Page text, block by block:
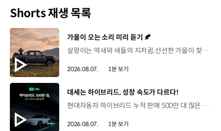
Shorts 재생 목록
[동영상]
가을이 오는 소리 미리 듣기 🍂
살랑이는 억새와 새들의 지저귐,선선한 가을이 찾아오는 소리. 더 기아 타스만과 함께 계절을 만나보세요. 🎧 *본 영상은 AI를 활용해 제작했습니다. #기아 #더기아타스만 #타스만 #가을 #입추 #Tasman #ASMR
2026.08.07. 1분 보기
[동영상]
대세는 하이브리드, 성장 속도가 다르다!
현대자동차 하이브리드 누적 판매 500만 대.많은 운전자들이 선택한 이유는 무엇일까요? 현대진행형 팟캐스트 EP.21에서 확인하세요.📻 #현대자동차그룹 #현대진행형 #모빌리티팟캐스트 #하이브리드 #연료 #미래모빌리티 #모빌리티
2026.08.07. 1분 보기